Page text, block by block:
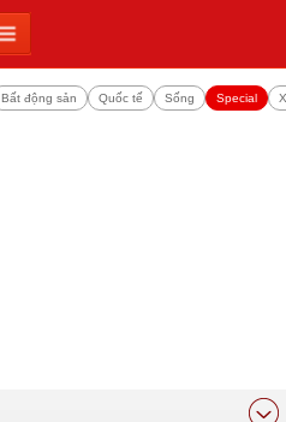
Bất động sản Quốc tế Sống Special